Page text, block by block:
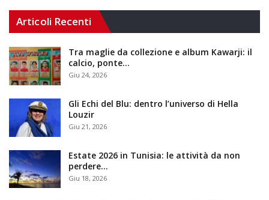
Articoli Recenti
Tra maglie da collezione e album Kawarji: il
calcio, ponte…
Giu 24, 2026
Gli Echi del Blu: dentro l’universo di Hella
Louzir
Giu 21, 2026
Estate 2026 in Tunisia: le attività da non
perdere…
Giu 18, 2026